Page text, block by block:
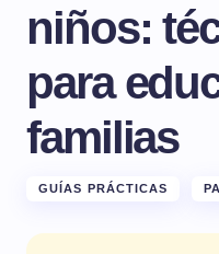
niños:
para
familias
GUÍAS PRÁCTICAS